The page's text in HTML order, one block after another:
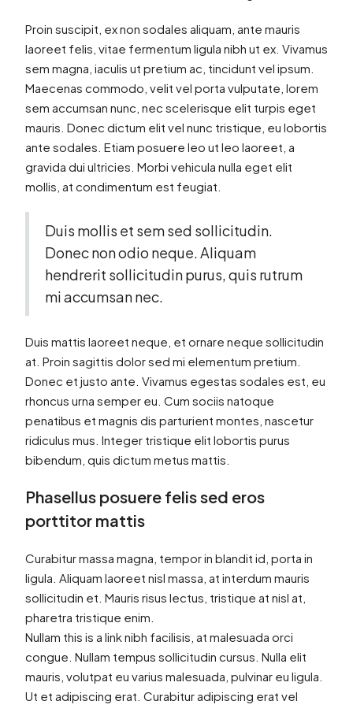
Proin suscipit, ex non sodales aliquam, ante mauris
laoreet felis, vitae fermentum ligula nibh ut ex. Vivamus
sem magna, iaculis ut pretium ac, tincidunt vel ipsum.
Maecenas commodo, velit vel porta vulputate, lorem
sem accumsan nunc, nec scelerisque elit turpis eget
mauris. Donec dictum elit vel nunc tristique, eu lobortis
ante sodales. Etiam posuere leo ut leo laoreet, a
gravida dui ultricies. Morbi vehicula nulla eget elit
mollis, at condimentum est feugiat.
Duis mollis et sem sed sollicitudin.
Donec non odio neque. Aliquam
hendrerit sollicitudin purus, quis rutrum
mi accumsan nec.
Duis mattis laoreet neque, et ornare neque sollicitudin
at. Proin sagittis dolor sed mi elementum pretium.
Donec et justo ante. Vivamus egestas sodales est, eu
rhoncus urna semper eu. Cum sociis natoque
penatibus et magnis dis parturient montes, nascetur
ridiculus mus. Integer tristique elit lobortis purus
bibendum, quis dictum metus mattis.
Phasellus posuere felis sed eros
porttitor mattis
Curabitur massa magna, tempor in blandit id, porta in
ligula. Aliquam laoreet nisl massa, at interdum mauris
sollicitudin et. Mauris risus lectus, tristique at nisl at,
pharetra tristique enim.
Nullam this is a link nibh facilisis, at malesuada orci
congue. Nullam tempus sollicitudin cursus. Nulla elit
mauris, volutpat eu varius malesuada, pulvinar eu ligula.
Ut et adipiscing erat. Curabitur adipiscing erat vel